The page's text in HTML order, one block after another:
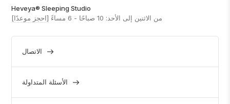
Heveya® Sleeping Studio
من الاثنين إلى الأحد: 10 صباحًا - 6 مساءً
[احجز موعدًا]
الاتصال
الأسئلة المتداولة